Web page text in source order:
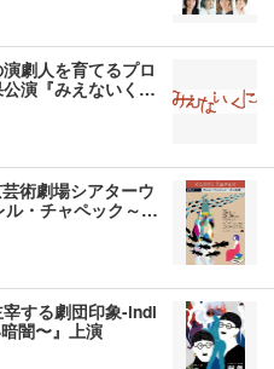
劇人を育てるプロ
公演『みえないく…
術劇場シアターウ
・チャペック～…
する劇団印象-indi
闇〜』上演